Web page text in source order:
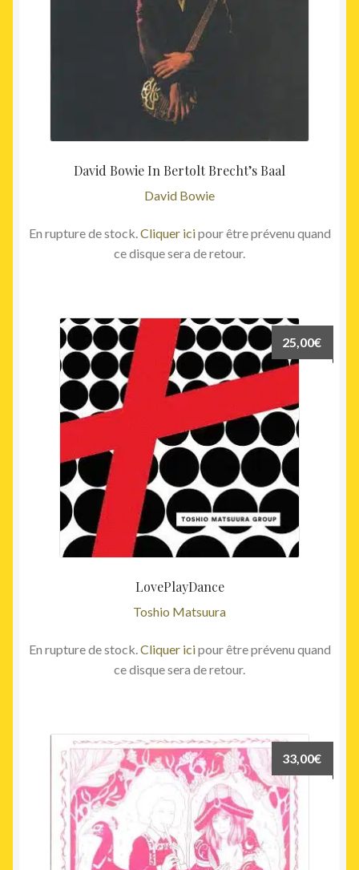
David Bowie In Bertolt Brecht’s Baal
David Bowie
En rupture de stock.Cliquer icipour être prévenu quand
ce disque sera de retour.
LovePlayDance
Toshio Matsuura
25,00€
En rupture de stock.Cliquer icipour être prévenu quand
ce disque sera de retour.
33,00€